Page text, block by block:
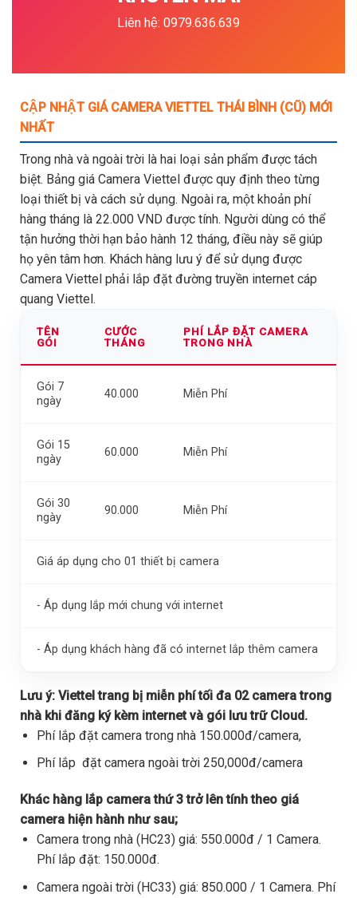
Liên hệ: 0979.636.639
CẬP NHẬT GIÁ CAMERA VIETTEL THÁI BÌNH (CŨ) MỚI
NHẤT
Trong nhà và ngoài trời là hai loại sản phẩm được tách
biệt. Bảng giá Camera Viettel được quy định theo từng
loại thiết bị và cách sử dụng. Ngoài ra, một khoản phí
hàng tháng là 22.000 VND được tính. Người dùng có thể
tận hưởng thời hạn bảo hành 12 tháng, điều này sẽ giúp
họ yên tâm hơn. Khách hàng lưu ý để sử dụng được
Camera Viettel phải lắp đặt đường truyền internet cáp
quang Viettel.
TÊN
GÓI
CƯỚC
THÁNG
PHÍ LẮP ĐẶT CAMERA
TRONG NHÀ
Gói 7
ngày
40.000 Miễn Phí
Gói 15
ngày
60.000 Miễn Phí
Gói 30
ngày
90.000 Miễn Phí
Giá áp dụng cho 01 thiết bị camera
- Áp dụng lắp mới chung với internet
- Áp dụng khách hàng đã có internet lắp thêm camera
Lưu ý: Viettel trang bị miễn phí tối đa 02 camera trong
nhà khi đăng ký kèm internet và gói lưu trữ Cloud.
Phí lắp đặt camera trong nhà 150.000đ/camera,
Phí lắp đặt camera ngoài trời 250,000đ/camera
Khác hàng lắp camera thứ 3 trở lên tính theo giá
camera hiện hành như sau;
Camera trong nhà (HC23) giá: 550.000đ / 1 Camera.
Phí lắp đặt: 150.000đ.
Camera ngoài trời (HC33) giá: 850.000 / 1 Camera. Phí